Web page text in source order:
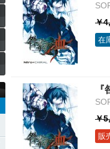
￥
在
￥
販